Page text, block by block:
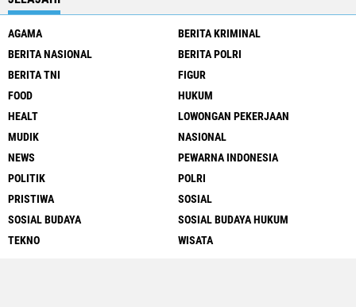
AGAMA
BERITA KRIMINAL
BERITA NASIONAL
BERITA POLRI
BERITA TNI
FIGUR
FOOD
HUKUM
HEALT
LOWONGAN PEKERJAAN
MUDIK
NASIONAL
NEWS
PEWARNA INDONESIA
POLITIK
POLRI
PRISTIWA
SOSIAL
SOSIAL BUDAYA
SOSIAL BUDAYA HUKUM
TEKNO
WISATA